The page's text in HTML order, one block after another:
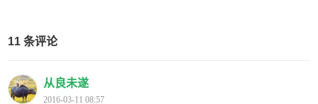
11 条评论
从良未遂
2016-03-11 08:57